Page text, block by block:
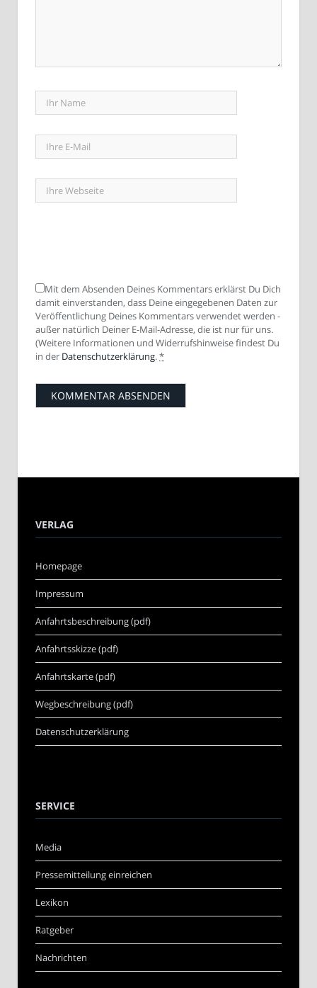
Mit dem Absenden Deines Kommentars erklärst Du Dich
damit einverstanden, dass Deine eingegebenen Daten zur
Veröffentlichung Deines Kommentars verwendet werden -
außer natürlich Deiner E-Mail-Adresse, die ist nur für uns.
(Weitere Informationen und Widerrufshinweise findest Du
in der Datenschutzerklärung.*
VERLAG
Homepage
Impressum
Anfahrtsbeschreibung (pdf)
Anfahrtsskizze (pdf)
Anfahrtskarte (pdf)
Wegbeschreibung (pdf)
Datenschutzerklärung
SERVICE
Media
Pressemitteilung einreichen
Lexikon
Ratgeber
Nachrichten